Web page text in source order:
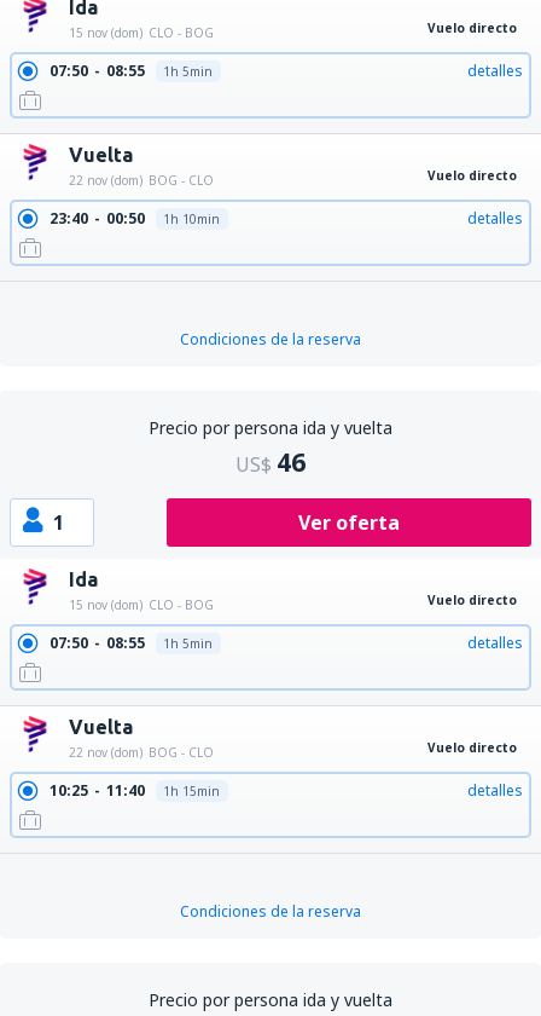
Ida
15 nov (dom) CLO - BOG Vuelo directo
07:50 08:55 1h 5min detalles
Vuelta
22 nov (dom) BOG - CLO Vuelo directo
23:40 00:50 1h 10min detalles
Condiciones de la reserva
Precio por persona ida y vuelta
US$ 46
1 Ver oferta
Ida
15 nov (dom) CLO - BOG Vuelo directo
07:50 08:55 1h 5min detalles
Vuelta
22 nov (dom) BOG - CLO Vuelo directo
10:25 11:40 1h 15min detalles
Condiciones de la reserva
Precio por persona ida y vuelta